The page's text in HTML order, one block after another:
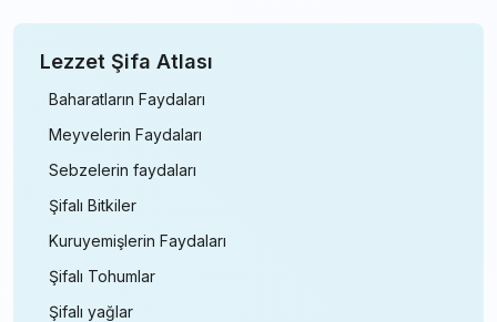
Lezzet Şifa Atlası
Baharatların Faydaları
Meyvelerin Faydaları
Sebzelerin faydaları
Şifalı Bitkiler
Kuruyemişlerin Faydaları
Şifalı Tohumlar
Şifalı yağlar